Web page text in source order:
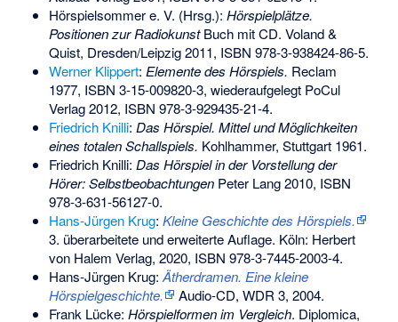
Hörspielsommer e. V. (Hrsg.): Hörspielplätze.
Positionen zur RadiokunstBuch mit CD. Voland &
Quist, Dresden/Leipzig 2011, ISBN 978-3-938424-86-5.
Werner Klippert: Elemente des Hörspiels. Reclam
1977, ISBN 3-15-009820-3, wiederaufgelegt PoCul
Verlag 2012, ISBN 978-3-929435-21-4.
Friedrich Knilli: Das Hörspiel. Mittel und Möglichkeiten
eines totalen Schallspiels. Kohlhammer, Stuttgart 1961.
Friedrich Knilli: Das Hörspiel in der Vorstellung der
Hörer: SelbstbeobachtungenPeter Lang 2010, ISBN
978-3-631-56127-0.
Hans-Jürgen Krug: Kleine Geschichte des Hörspiels.
3. überarbeitete und erweiterte Auflage. Köln: Herbert
von Halem Verlag, 2020, ISBN 978-3-7445-2003-4.
Hans-Jürgen Krug: Ätherdramen. Eine kleine
Hörspielgeschichte.
Audio-CD, WDR 3, 2004.
Frank Lücke: Hörspielformen im Vergleich. Diplomica,